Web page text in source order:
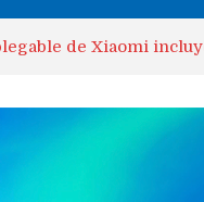
de Xiaomi